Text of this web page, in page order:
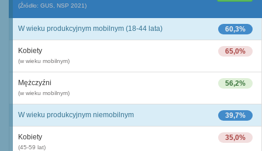
(Źródło: GUS, NSP 2021)
60,3%
W wieku produkcyjnym mobilnym (18-44 lata)
65,0%
Kobiety
(w wieku mobilnym)
56,2%
Mężczyźni
(w wieku mobilnym)
39,7%
W wieku produkcyjnym niemobilnym
35,0%
Kobiety
(45-59 lat)